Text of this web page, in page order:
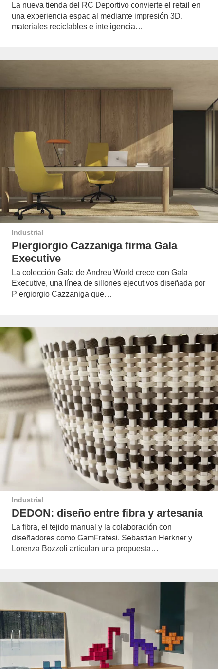
La nueva tienda del RC Deportivo convierte el retail en
una experiencia espacial mediante impresión 3D,
materiales reciclables e inteligencia…
Industrial
Piergiorgio Cazzaniga firma Gala
Executive
La colección Gala de Andreu World crece con Gala
Executive, una línea de sillones ejecutivos diseñada por
Piergiorgio Cazzaniga que…
Industrial
DEDON: diseño entre fibra y artesanía
La fibra, el tejido manual y la colaboración con
diseñadores como GamFratesi, Sebastian Herkner y
Lorenza Bozzoli articulan una propuesta…